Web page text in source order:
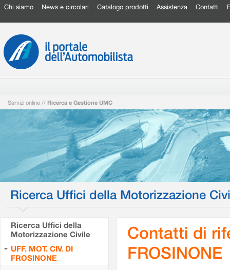
Chi siamo News e circolari Catalogo prodotti Assistenza Contatti
Servizi online // Ricerca e Gestione UMC
Ricerca Uffici della Motorizzazione
Ricerca Uffici della
Motorizzazione Civile
UFF. MOT. CIV. DI
FROSINONE
Contatti di
FROSINONE